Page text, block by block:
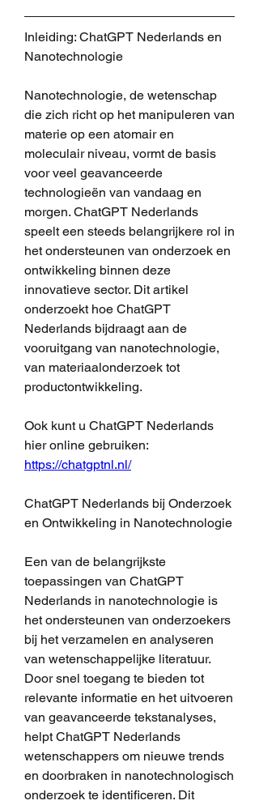
Inleiding: ChatGPT Nederlands en
Nanotechnologie
Nanotechnologie, de wetenschap
die zich richt op het manipuleren van
materie op een atomair en
moleculair niveau, vormt de basis
voor veel geavanceerde
technologieën van vandaag en
morgen. ChatGPT Nederlands
speelt een steeds belangrijkere rol in
het ondersteunen van onderzoek en
ontwikkeling binnen deze
innovatieve sector. Dit artikel
onderzoekt hoe ChatGPT
Nederlands bijdraagt aan de
vooruitgang van nanotechnologie,
van materiaalonderzoek tot
productontwikkeling.
Ook kunt u ChatGPT Nederlands
https://chatgptnl.nl/
ChatGPT Nederlands bij Onderzoek
en Ontwikkeling in Nanotechnologie
Een van de belangrijkste
toepassingen van ChatGPT
Nederlands in nanotechnologie is
het ondersteunen van onderzoekers
bij het verzamelen en analyseren
van wetenschappelijke literatuur.
Door snel toegang te bieden tot
relevante informatie en het uitvoeren
van geavanceerde tekstanalyses,
helpt ChatGPT Nederlands
wetenschappers om nieuwe trends
en doorbraken in nanotechnologisch
onderzoek te identificeren. Dit